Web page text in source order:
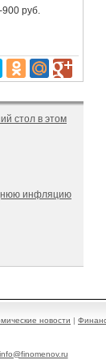
руб.
стол в этом
инфляцию
новости |
info@finomenov.ru